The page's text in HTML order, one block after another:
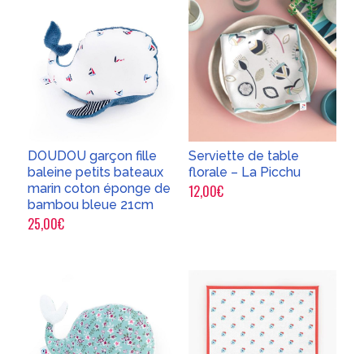
DOUDOU garçon fille
baleine petits bateaux
marin coton éponge de
bambou bleue 21cm
25,00€
Serviette de table
florale – La Picchu
12,00€